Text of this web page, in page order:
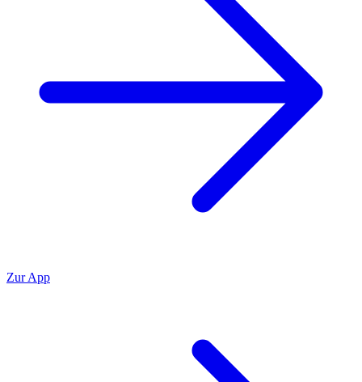
Zur App